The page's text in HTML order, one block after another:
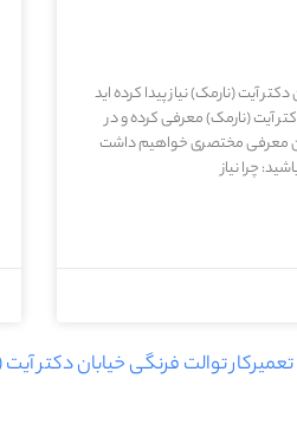
آیت (نارمک) نیاز پیدا کرده اید
آیت (نارمک) معرفی کرده و در
آن معرفی مختصری خواهیم داشت
چرا نیاز
تعمیرکار توالت فرنگی خیابان دکتر